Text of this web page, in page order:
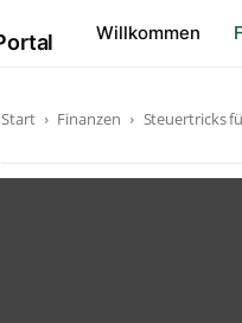
Willkommen
Start Finanzen Steuertricks